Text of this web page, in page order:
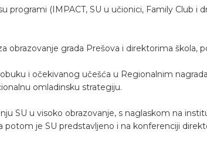
programi (IMPACT, SU u učionici, Family Club i
obrazovanje grada Prešova i direktorima
i očekivanog učešća u Regionalnim
omladinsku strategiju.
SU u visoko obrazovanje, s naglaskom na
je SU predstavljeno i na konferenciji